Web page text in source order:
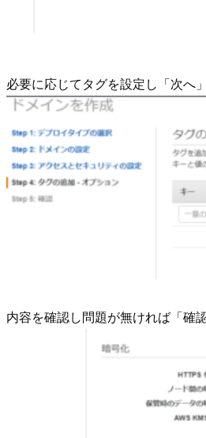
必要に応じてタグを設定し「次へ
内容を確認し問題が無ければ「確